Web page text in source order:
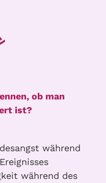
ob man
ist?
während
während des